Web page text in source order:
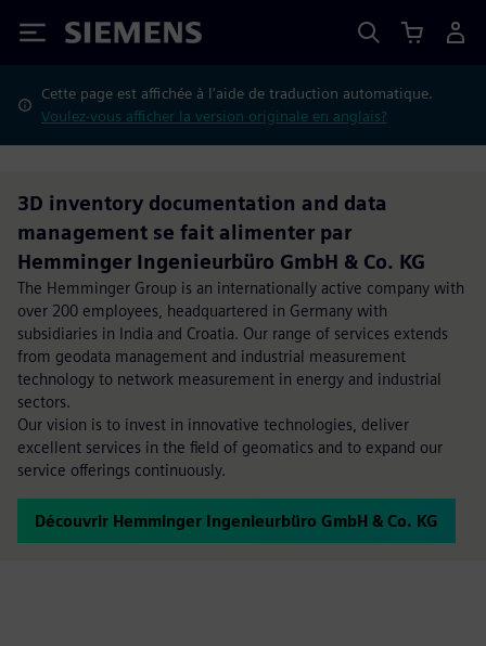
Siemens
Cette page est affichée à l'aide de traduction automatique.
Voulez-vous afficher la version originale en anglais?
3D inventory documentation and data
management se fait alimenter par
Hemminger Ingenieurbüro GmbH & Co. KG
The Hemminger Group is an internationally active company with
over 200 employees, headquartered in Germany with
subsidiaries in India and Croatia. Our range of services extends
from geodata management and industrial measurement
technology to network measurement in energy and industrial
sectors.
Our vision is to invest in innovative technologies, deliver
excellent services in the field of geomatics and to expand our
service offerings continuously.
Découvrir Hemminger Ingenieurbüro GmbH & Co. KG